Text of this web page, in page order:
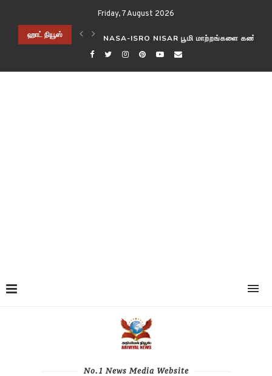
Friday, 7 August 2026
ஹாட் நியூஸ்
விஞ்ஞானிகள்! NASA-ISRO NISAR பூமி மாற்றங்களை
No.1 News Media Website